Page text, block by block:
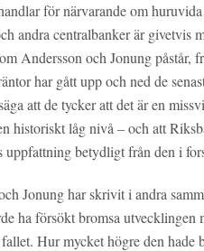
för närvarande om
andra centralbanker är
Andersson och Jonung
har gått upp och ned de
att de tycker att det är en
historiskt låg nivå – och att
betydligt från den i
Jonung har skrivit i andra
ha försökt bromsa utvecklingen
Hur mycket högre den